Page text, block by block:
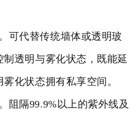
可代替传统墙体或透明玻
透明与雾化状态，既能延
化状态拥有私享空间。
阻隔99.9%以上的紫外线及